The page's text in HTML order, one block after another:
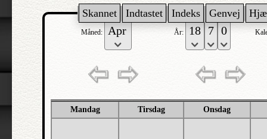
Skannet Indtastet Indeks Genvej
Måned: År:
Mandag Tirsdag Onsdag